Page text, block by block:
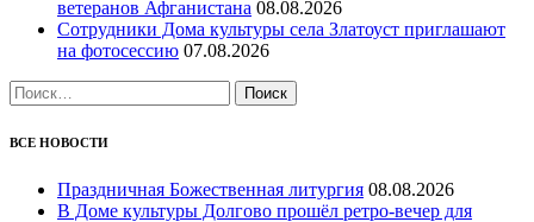
ветеранов Афганистана 08.08.2026
Сотрудники Дома культуры села Златоуст приглашают
на фотосессию 07.08.2026
Найти:
ВСЕ НОВОСТИ
Праздничная Божественная литургия 08.08.2026
В Доме культуры Долгово прошёл ретро-вечер для